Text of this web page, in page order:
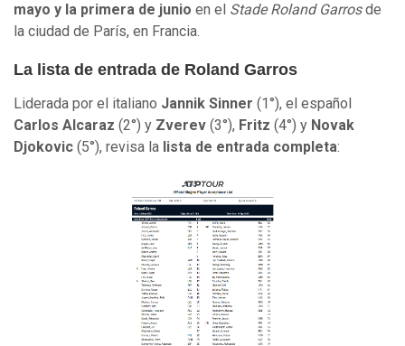
mayo y la primera de junio en el Stade Roland Garrosde
la ciudad de París, en Francia.
La lista de entrada de Roland Garros
Liderada por el italiano Jannik Sinner (1°), el español
Carlos Alcaraz (2°) y Zverev (3°), Fritz (4°) y Novak
Djokovic (5°), revisa la lista de entrada completa: